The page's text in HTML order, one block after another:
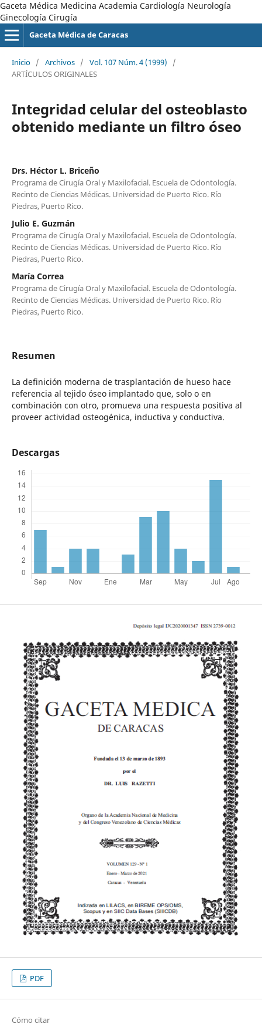
Gaceta Médica Medicina Academia Cardiología Neurología
Ginecología Cirugía
Gaceta Médica de Caracas
Inicio / Archivos / Vol. 107 Núm. 4 (1999)
/
ARTÍCULOS ORIGINALES
Integridad celular del osteoblasto
obtenido mediante un filtro óseo
Drs. Héctor L. Briceño
Programa de Cirugía Oral y Maxilofacial. Escuela de Odontología.
Recinto de Ciencias Médicas. Universidad de Puerto Rico. Río
Piedras, Puerto Rico.
Julio E. Guzmán
Programa de Cirugía Oral y Maxilofacial. Escuela de Odontología.
Recinto de Ciencias Médicas. Universidad de Puerto Rico. Río
Piedras, Puerto Rico.
María Correa
Programa de Cirugía Oral y Maxilofacial. Escuela de Odontología.
Recinto de Ciencias Médicas. Universidad de Puerto Rico. Río
Piedras, Puerto Rico.
Resumen
La definición moderna de trasplantación de hueso hace
referencia al tejido óseo implantado que, solo o en
combinación con otro, promueva una respuesta positiva al
proveer actividad osteogénica, inductiva y conductiva.
Descargas
PDF
Cómo citar